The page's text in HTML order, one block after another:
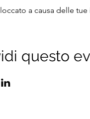
a causa delle
questo